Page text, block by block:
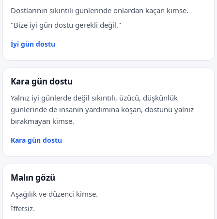
Dostlarının sıkıntılı günlerinde onlardan kaçan kimse.
"Bize iyi gün dostu gerekli değil."
İyi gün dostu
Kara gün dostu
Yalnız iyi günlerde değil sıkıntılı, üzücü, düşkünlük
günlerinde de insanın yardımına koşan, dostunu yalnız
bırakmayan kimse.
Kara gün dostu
Malın gözü
Aşağılık ve düzenci kimse.
İffetsiz.